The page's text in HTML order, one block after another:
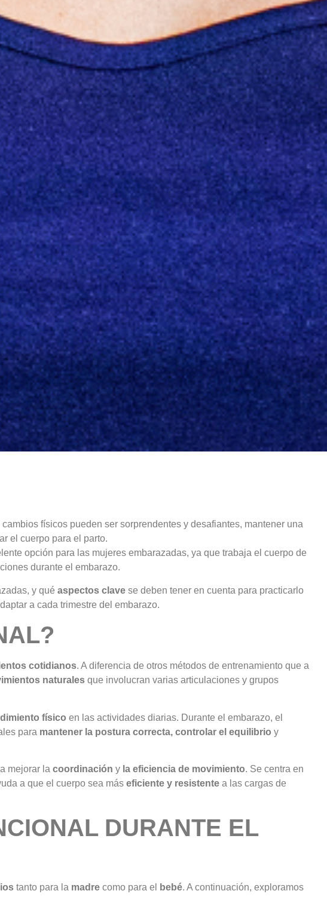
físicos pueden ser sorprendentes y desafiantes, mantener una
el cuerpo para el parto.
opción para las mujeres embarazadas, ya que trabaja el cuerpo de
durante el embarazo.
y qué aspectos clave se deben tener en cuenta para practicarlo
a cada trimestre del embarazo.
cotidianos. A diferencia de otros métodos de entrenamiento que a
naturales que involucran varias articulaciones y grupos
físico en las actividades diarias. Durante el embarazo, el
para mantener la postura correcta, controlar el equilibrio y
mejorar la coordinación y la eficiencia de movimiento. Se centra en
a que el cuerpo sea más eficiente y resistente a las cargas de
DURANTE EL
tanto para la madre como para el bebé. A continuación, exploramos